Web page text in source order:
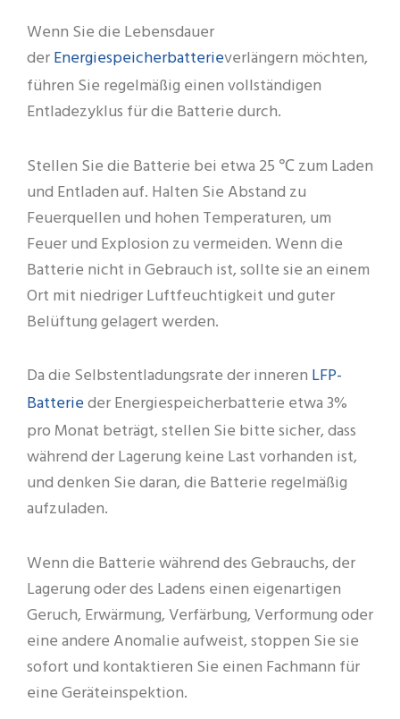
Wenn Sie die Lebensdauer
derEnergiespeicherbatterieverlängern möchten,
führen Sie regelmäßig einen vollständigen
Entladezyklus für die Batterie durch.
Stellen Sie die Batterie bei etwa 25 ℃ zum Laden
und Entladen auf. Halten Sie Abstand zu
Feuerquellen und hohen Temperaturen, um
Feuer und Explosion zu vermeiden. Wenn die
Batterie nicht in Gebrauch ist, sollte sie an einem
Ort mit niedriger Luftfeuchtigkeit und guter
Belüftung gelagert werden.
Da die Selbstentladungsrate der inneren LFP-
Batterieder Energiespeicherbatterie etwa 3%
pro Monat beträgt, stellen Sie bitte sicher, dass
während der Lagerung keine Last vorhanden ist,
und denken Sie daran, die Batterie regelmäßig
aufzuladen.
Wenn die Batterie während des Gebrauchs, der
Lagerung oder des Ladens einen eigenartigen
Geruch, Erwärmung, Verfärbung, Verformung oder
eine andere Anomalie aufweist, stoppen Sie sie
sofort und kontaktieren Sie einen Fachmann für
eine Geräteinspektion.